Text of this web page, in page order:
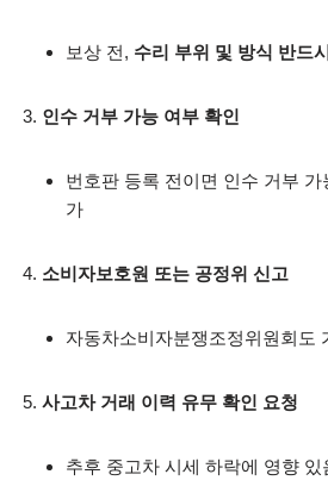
보상 전, 수리 부위 및 방식 반드
인수 거부 가능 여부 확인
번호판 등록 전이면 인수 거부
가
소비자보호원 또는 공정위 신고
자동차소비자분쟁조정위원회도
사고차 거래 이력 유무 확인 요청
추후 중고차 시세 하락에 영향 있